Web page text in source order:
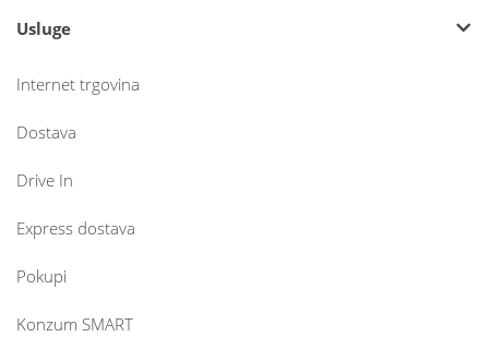
Usluge
Internet trgovina
Dostava
Drive In
Express dostava
Pokupi
Konzum SMART